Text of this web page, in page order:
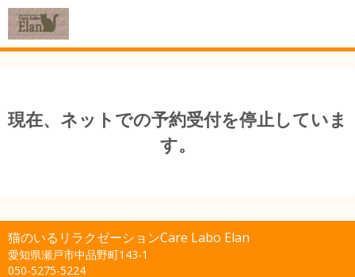
現在、ネットでの予約受付を停止していま
す。
猫のいるリラクゼーションCare Labo Elan
愛知県瀬戸市中品野町143-1
050-5275-5224